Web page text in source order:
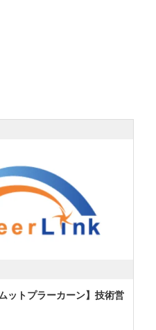
ットプラーカーン】技術営